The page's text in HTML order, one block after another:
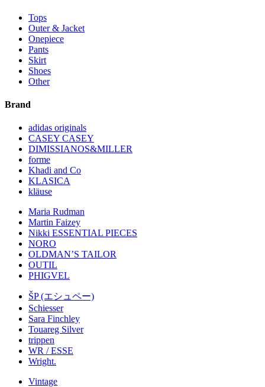
Tops
Outer & Jacket
Onepiece
Pants
Skirt
Shoes
Other
Brand
adidas originals
CASEY CASEY
DIMISSIANOS&MILLER
forme
Khadi and Co
KLASICA
kläuse
Maria Rudman
Martin Faizey
Nikki ESSENTIAL PIECES
NORO
OLDMAN’S TAILOR
OUTIL
PHIGVEL
ŠP (エシュペー)
Schiesser
Sara Finchley
Touareg Silver
trippen
WR / ESSE
Wright.
Vintage